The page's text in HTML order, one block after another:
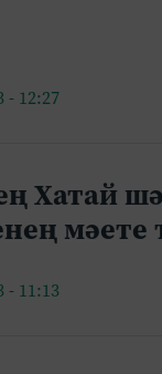
- 12:27
Хатай
мәете
- 11:13